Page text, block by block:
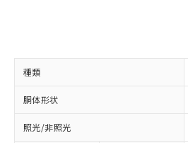
種類
胴体形状
照光/非照光